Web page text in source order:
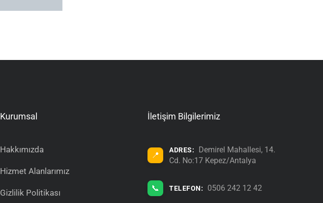
Kurumsal
Hakkımızda
Hizmet Alanlarımız
Gizlilik Politikası
İletişim Bilgilerimiz
📍
ADRES:
Demirel Mahallesi, 14.
Cd. No:17 Kepez/Antalya
📞 TELEFON: 0506 242 12 42